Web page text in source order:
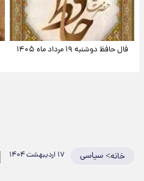
فال حافظ دوشنبه ۱۹ مرداد ماه ۱۴۰۵
خانه>سیاسی